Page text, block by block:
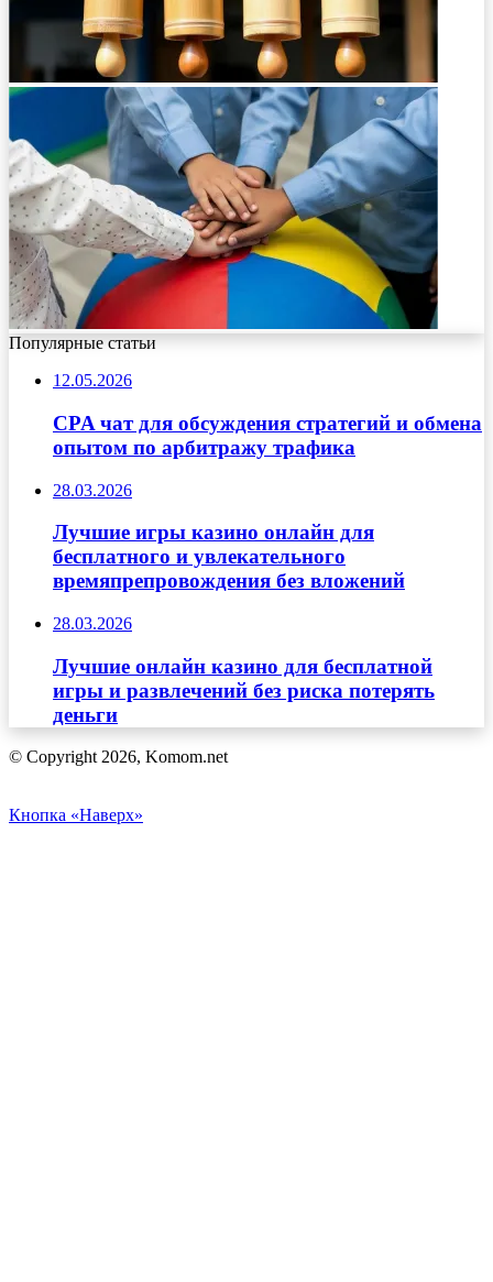
Популярные статьи
12.05.2026
CPA чат для обсуждения стратегий и обмена
опытом по арбитражу трафика
28.03.2026
Лучшие игры казино онлайн для
бесплатного и увлекательного
времяпрепровождения без вложений
28.03.2026
Лучшие онлайн казино для бесплатной
игры и развлечений без риска потерять
деньги
© Copyright 2026, Komom.net
Кнопка «Наверх»